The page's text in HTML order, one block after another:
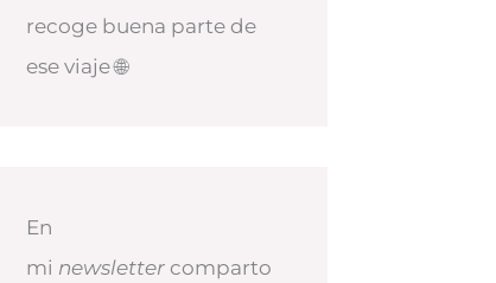
recoge buena parte de
ese viaje 🌐
En
mi newsletter comparto